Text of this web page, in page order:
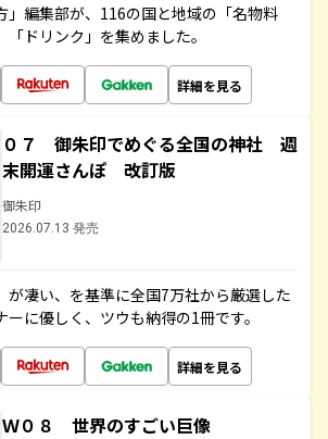
」編集部が、116の国と地域の「名物料
ドリンク」を集めました。
詳細を見る
０７ 御朱印でめぐる全国の神社 週
末開運さんぽ 改訂版
御朱印
2026.07.13 発売
が凄い、を基準に全国7万社から厳選した
に優しく、ツウも納得の1冊です。
詳細を見る
Ｗ０８ 世界のすごい巨像